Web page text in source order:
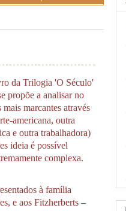
da Trilogia 'O Século'
propõe a analisar no
marcantes através
americana, outra
e outra trabalhadora)
ideia é possível
complexa.
à família
e aos Fitzherberts –